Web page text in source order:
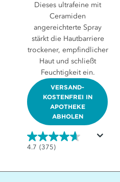
Dieses ultrafeine mit
Ceramiden
angereichterte Spray
stärkt die Hautbarriere
trockener, empfindlicher
Haut und schließt
Feuchtigkeit ein.
VERSAND-
KOSTENFREI IN
APOTHEKE
ABHOLEN
4.7 (375)
4.7
5